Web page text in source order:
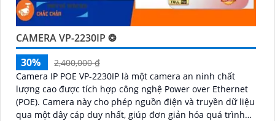
CAMERA VP-2230IP ❂
30%
2,400,000 ₫
Camera IP POE VP-2230IP là một camera an ninh chất
lượng cao được tích hợp công nghệ Power over Ethernet
(POE). Camera này cho phép nguồn điện và truyền dữ liệu
qua một dây cáp duy nhất, giúp đơn giản hóa quá trình